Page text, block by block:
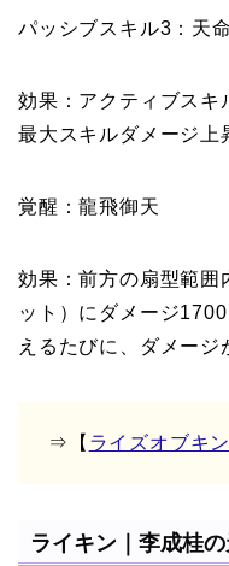
パッシブスキル3：天命
効果：アクティブスキ
最大スキルダメージ上
覚醒：龍飛御天
効果：前方の扇型範囲
ット）にダメージ
えるたびに、ダメージ
⇒【 ライズオブキ
ライキン｜李成桂